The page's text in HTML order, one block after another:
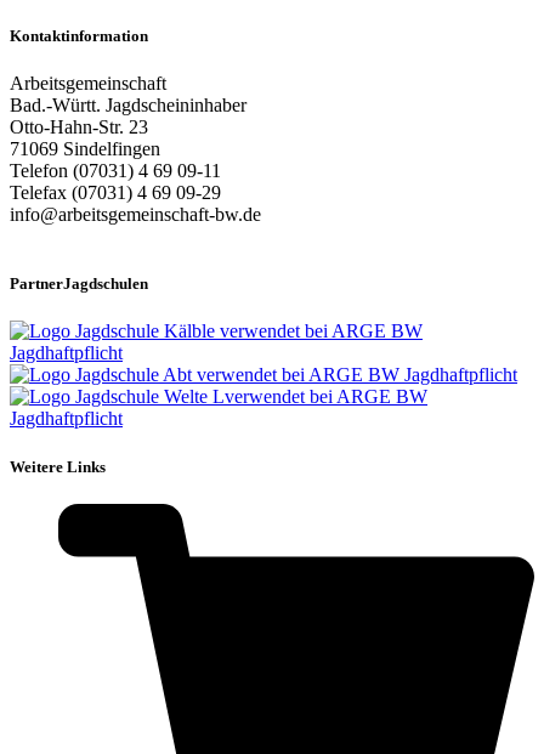
Kontaktinformation
Arbeitsgemeinschaft
Bad.-Württ. Jagdscheininhaber
Otto-Hahn-Str. 23
71069 Sindelfingen
Telefon (07031) 4 69 09-11
Telefax (07031) 4 69 09-29
info@arbeitsgemeinschaft-bw.de
PartnerJagdschulen
Weitere Links